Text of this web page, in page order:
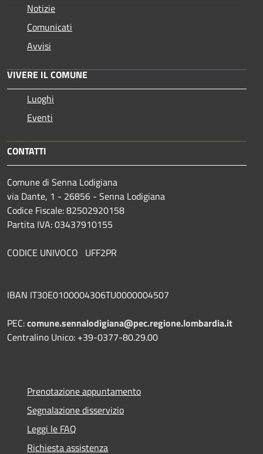
Notizie
Comunicati
Avvisi
VIVERE IL COMUNE
Luoghi
Eventi
CONTATTI
Comune di Senna Lodigiana
via Dante, 1 - 26856 - Senna Lodigiana
Codice Fiscale: 82502920158
Partita IVA: 03437910155
CODICE UNIVOCO UFF2PR
IBAN IT30E0100004306TU0000004507
PEC:comune.sennalodigiana@pec.regione.lombardia.it
Centralino Unico: +39-0377-80.29.00
Prenotazione appuntamento
Segnalazione disservizio
Leggi le FAQ
Richiesta assistenza